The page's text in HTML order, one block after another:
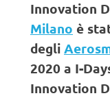
Innovation
Milano è
degli
2020 a I-
Innovation